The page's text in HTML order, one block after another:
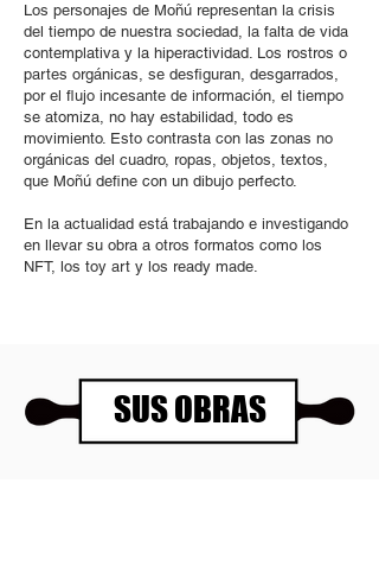
Los personajes de Moñú representan la crisis
del tiempo de nuestra sociedad, la falta de vida
contemplativa y la hiperactividad. Los rostros o
partes orgánicas, se desfiguran, desgarrados,
por el flujo incesante de información, el tiempo
se atomiza, no hay estabilidad, todo es
movimiento. Esto contrasta con las zonas no
orgánicas del cuadro, ropas, objetos, textos,
que Moñú define con un dibujo perfecto.
En la actualidad está trabajando e investigando
en llevar su obra a otros formatos como los
NFT, los toy art y los ready made.
SUS OBRAS